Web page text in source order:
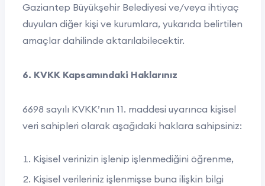
Gaziantep Büyükşehir Belediyesi ve/veya ihtiyaç
duyulan diğer kişi ve kurumlara, yukarıda belirtilen
amaçlar dahilinde aktarılabilecektir.
6. KVKK Kapsamındaki Haklarınız
6698 sayılı KVKK’nın 11. maddesi uyarınca kişisel
veri sahipleri olarak aşağıdaki haklara sahipsiniz:
Kişisel verinizin işlenip işlenmediğini öğrenme,
Kişisel verileriniz işlenmişse buna ilişkin bilgi